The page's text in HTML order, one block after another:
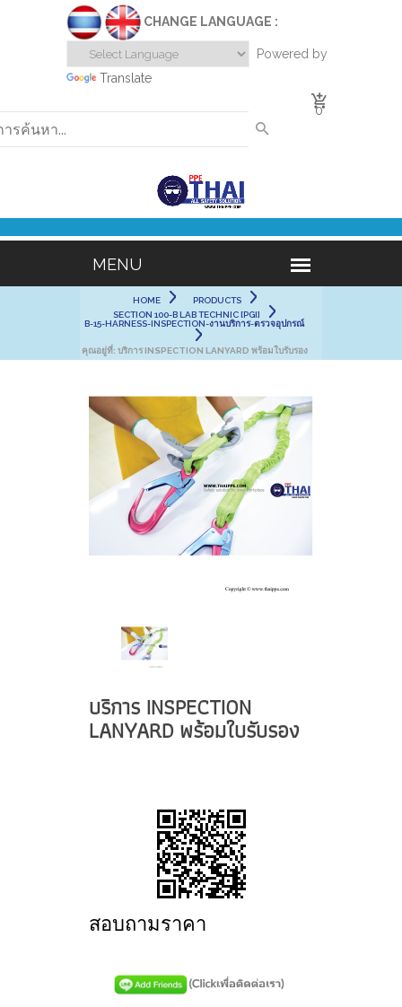
CHANGE LANGUAGE :
Powered by
Translate
0
HOME
PRODUCTS
SECTION 100-B LAB TECHNIC [PGI]
B-15-HARNESS-INSPECTION-งานบริการ-ตรวจอุปกรณ์
คุณอยู่ที่: บริการ INSPECTION LANYARD พร้อมใบรับรอง
บริการ INSPECTION
LANYARD พร้อมใบรับรอง
สอบถามราคา